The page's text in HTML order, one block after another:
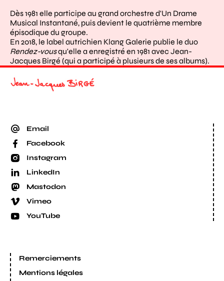
Dès 1981 elle participe au grand orchestre d'Un Drame
Musical Instantané, puis devient le quatrième membre
épisodique du groupe.
En 2018, le label autrichien Klang Galerie publie le duo
Rendez-vousqu'elle a enregistré en 1981 avec Jean-
Jacques Birgé (qui a participé à plusieurs de ses albums).
Email
Facebook
Instagram
LinkedIn
Mastodon
Vimeo
YouTube
Remerciements
Mentions légales